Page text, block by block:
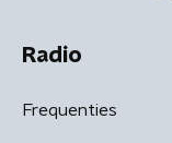
Radio
Frequenties